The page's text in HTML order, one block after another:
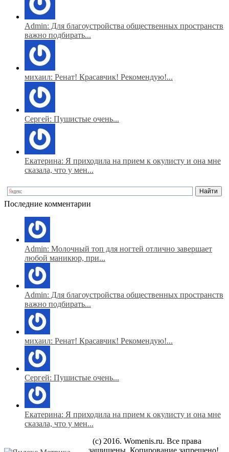
Admin: Для благоустройства общественных пространств
важно подбирать...
михаил: Ренат! Красавчик! Рекомендую!...
Сергей: Пушистые очень...
Екатерина: Я приходила на прием к окулисту и она мне
сказала, что у мен...
Последние комментарии
Admin: Молочный топ для ногтей отлично завершает
любой маникюр, при...
Admin: Для благоустройства общественных пространств
важно подбирать...
михаил: Ренат! Красавчик! Рекомендую!...
Сергей: Пушистые очень...
Екатерина: Я приходила на прием к окулисту и она мне
сказала, что у мен...
(c) 2016. Womenis.ru. Все права